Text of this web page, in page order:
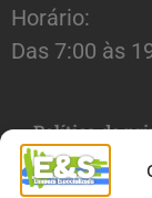
Horário:
Das 7:00 às
Política de